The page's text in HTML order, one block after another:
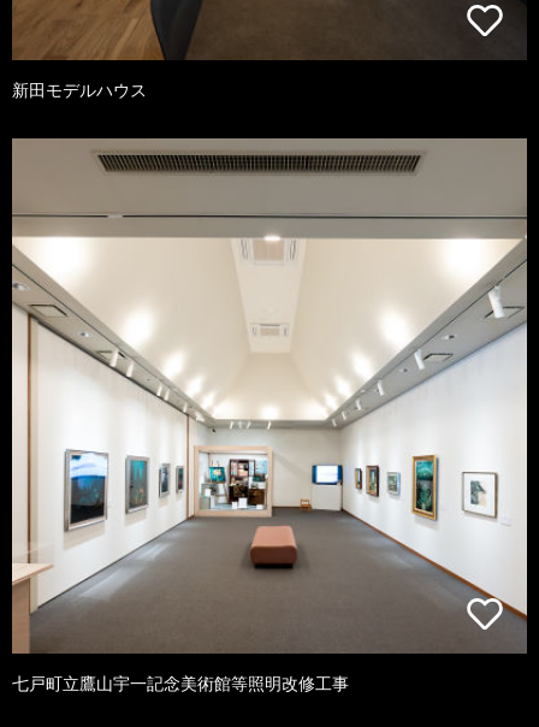
新田モデルハウス
七戸町立鷹山宇一記念美術館等照明改修工事